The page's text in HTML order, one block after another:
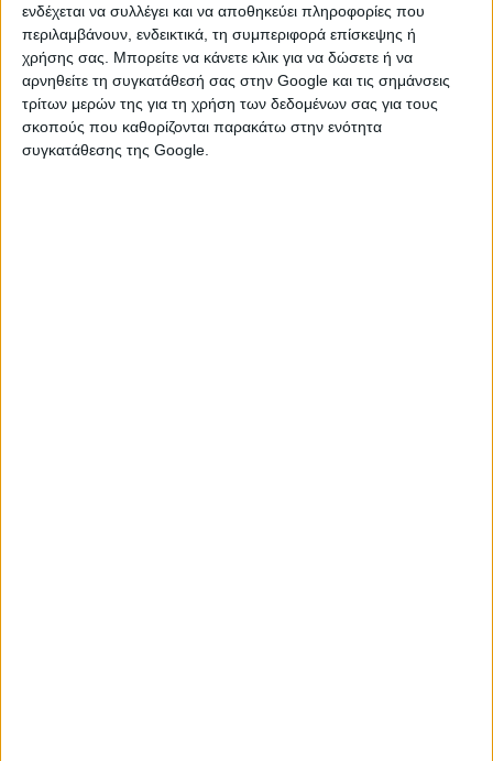
ενδέχεται να συλλέγει και να αποθηκεύει πληροφορίες που
περιλαμβάνουν, ενδεικτικά, τη συμπεριφορά επίσκεψης ή
χρήσης σας. Μπορείτε να κάνετε κλικ για να δώσετε ή να
αρνηθείτε τη συγκατάθεσή σας στην Google και τις σημάνσεις
τρίτων μερών της για τη χρήση των δεδομένων σας για τους
σκοπούς που καθορίζονται παρακάτω στην ενότητα
συγκατάθεσης της Google.
31 Αυγούστου 2024
Καιρός: Βροχές, καταιγίδες, χαλάζι σήμερα
-Αναλυτική πρόγνωση